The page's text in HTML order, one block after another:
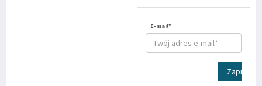
E-mail*
Zapisz